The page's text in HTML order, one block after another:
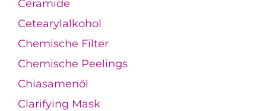
Ceramide
Cetearylalkohol
Chemische Filter
Chemische Peelings
Chiasamenöl
Clarifying Mask